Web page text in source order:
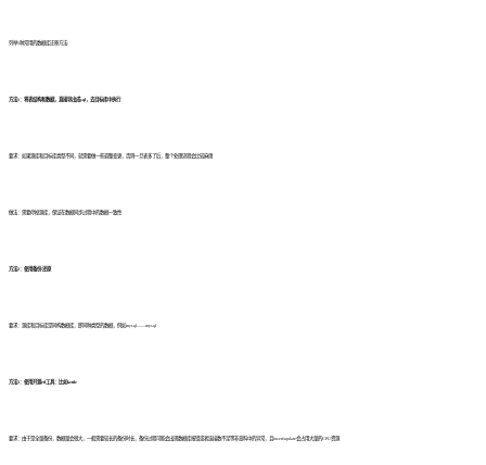
列举5种常用的数据库迁移方法:
方法1：将表结构和数据，直接导出成sql，去目标库中执行
要求：如果源库和目标库类型不同，就需要做一些调整变更，否则一旦表多了后，整个处理流程会比较麻烦
做法：需要停掉源库，保证在数据同步过程中的数据一致性
方法2：使用备份/还原
要求：源库和目标库是同构数据库，即同种类型的数据，例如mysql——mysql
方法3：使用开源etl工具：比如kettle
要求：由于是全量备份，数据量会很大，一般需要较长的备份时长，备份过程可能会出现数据库报错或者连接数不足等非意料中的异常，且insert/update会占用大量的CPU资源